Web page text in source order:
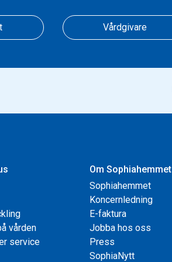
Vårdgivare
vården
service
Om Sophiahemmet
Sophiahemmet
Koncernledning
E-faktura
Jobba hos oss
Press
SophiaNytt